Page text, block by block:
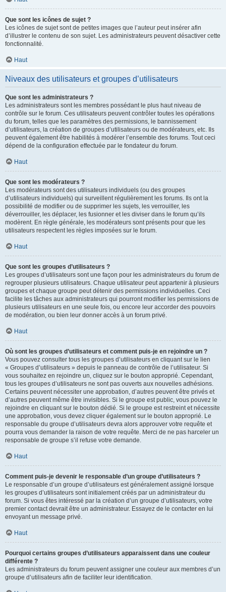
Que sont les icônes de sujet ?
Les icônes de sujet sont de petites images que l’auteur peut insérer afin
d’illustrer le contenu de son sujet. Les administrateurs peuvent désactiver cette
fonctionnalité.
Haut
Niveaux des utilisateurs et groupes d’utilisateurs
Que sont les administrateurs ?
Les administrateurs sont les membres possédant le plus haut niveau de
contrôle sur le forum. Ces utilisateurs peuvent contrôler toutes les opérations
du forum, telles que les paramètres des permissions, le bannissement
d’utilisateurs, la création de groupes d’utilisateurs ou de modérateurs, etc. Ils
peuvent également être habilités à modérer l’ensemble des forums. Tout ceci
dépend de la configuration effectuée par le fondateur du forum.
Haut
Que sont les modérateurs ?
Les modérateurs sont des utilisateurs individuels (ou des groupes
d’utilisateurs individuels) qui surveillent régulièrement les forums. Ils ont la
possibilité de modifier ou de supprimer les sujets, les verrouiller, les
déverrouiller, les déplacer, les fusionner et les diviser dans le forum qu’ils
modèrent. En règle générale, les modérateurs sont présents pour que les
utilisateurs respectent les règles imposées sur le forum.
Haut
Que sont les groupes d’utilisateurs ?
Les groupes d’utilisateurs sont une façon pour les administrateurs du forum de
regrouper plusieurs utilisateurs. Chaque utilisateur peut appartenir à plusieurs
groupes et chaque groupe peut détenir des permissions individuelles. Ceci
facilite les tâches aux administrateurs qui pourront modifier les permissions de
plusieurs utilisateurs en une seule fois, ou encore leur accorder des pouvoirs
de modération, ou bien leur donner accès à un forum privé.
Haut
Où sont les groupes d’utilisateurs et comment puis-je en rejoindre un ?
Vous pouvez consulter tous les groupes d’utilisateurs en cliquant sur le lien
« Groupes d’utilisateurs » depuis le panneau de contrôle de l’utilisateur. Si
vous souhaitez en rejoindre un, cliquez sur le bouton approprié. Cependant,
tous les groupes d’utilisateurs ne sont pas ouverts aux nouvelles adhésions.
Certains peuvent nécessiter une approbation, d’autres peuvent être privés et
d’autres peuvent même être invisibles. Si le groupe est public, vous pouvez le
rejoindre en cliquant sur le bouton dédié. Si le groupe est restreint et nécessite
une approbation, vous devez cliquer également sur le bouton approprié. Le
responsable du groupe d’utilisateurs devra alors approuver votre requête et
pourra vous demander la raison de votre requête. Merci de ne pas harceler un
responsable de groupe s’il refuse votre demande.
Haut
Comment puis-je devenir le responsable d’un groupe d’utilisateurs ?
Le responsable d’un groupe d’utilisateurs est généralement assigné lorsque
les groupes d’utilisateurs sont initialement créés par un administrateur du
forum. Si vous êtes intéressé par la création d’un groupe d’utilisateurs, votre
premier contact devrait être un administrateur. Essayez de le contacter en lui
envoyant un message privé.
Haut
Pourquoi certains groupes d’utilisateurs apparaissent dans une couleur
différente ?
Les administrateurs du forum peuvent assigner une couleur aux membres d’un
groupe d’utilisateurs afin de faciliter leur identification.